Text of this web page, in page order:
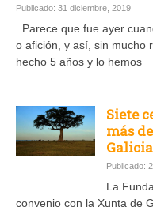
Publicado: 31 diciembre, 2019
Parece que fue ayer
o afición, y así, sin mucho
hecho 5 años y lo hemos
Siete
más
Galicia
Publicado:
La
convenio con la Xunta de